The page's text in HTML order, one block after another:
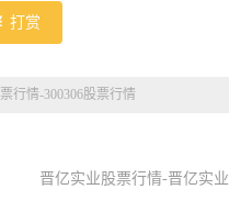
打赏
行情-300306股票行情
晋亿实业股票行情-晋亿实